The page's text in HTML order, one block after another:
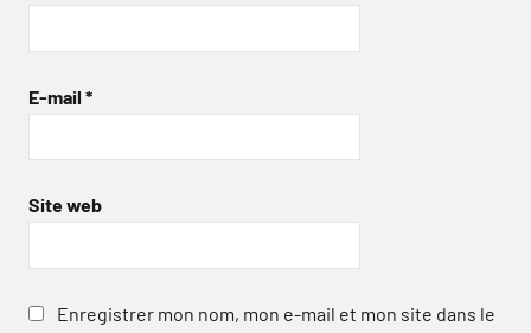
E-mail *
Site web
Enregistrer mon nom, mon e-mail et mon site dans le